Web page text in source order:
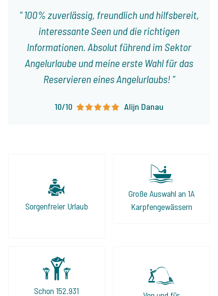
100% zuverlässig, freundlich und hilfsbereit,
interessante Seen und die richtigen
Informationen. Absolut führend im Sektor
Angelurlaube und meine erste Wahl für das
Reservieren eines Angelurlaubs!
10/10 Alijn Danau
Sorgenfreier Urlaub
Große Auswahl an 1A
Karpfengewässern
Schon 152.931